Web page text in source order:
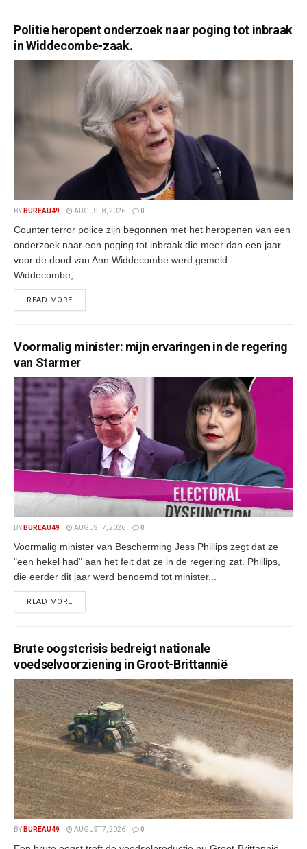
Politie heropent onderzoek naar poging tot inbraak
in Widdecombe-zaak.
BY BUREAU49 AUGUST 8, 2026 0
Counter terror police zijn begonnen met het heropenen van een
onderzoek naar een poging tot inbraak die meer dan een jaar
voor de dood van Ann Widdecombe werd gemeld.
Widdecombe,...
READ MORE
Voormalig minister: mijn ervaringen in de regering
van Starmer
BY BUREAU49 AUGUST 7, 2026 0
Voormalig minister van Bescherming Jess Phillips zegt dat ze
"een hekel had" aan het feit dat ze in de regering zat. Phillips,
die eerder dit jaar werd benoemd tot minister...
READ MORE
Brute oogstcrisis bedreigt nationale
voedselvoorziening in Groot-Brittannië
BY BUREAU49 AUGUST 7, 2026 0